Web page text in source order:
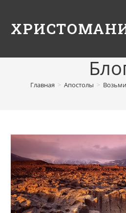
Главная > Апостолы >